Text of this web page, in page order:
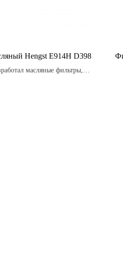
Hengst E914H D398
масляные фильтры,